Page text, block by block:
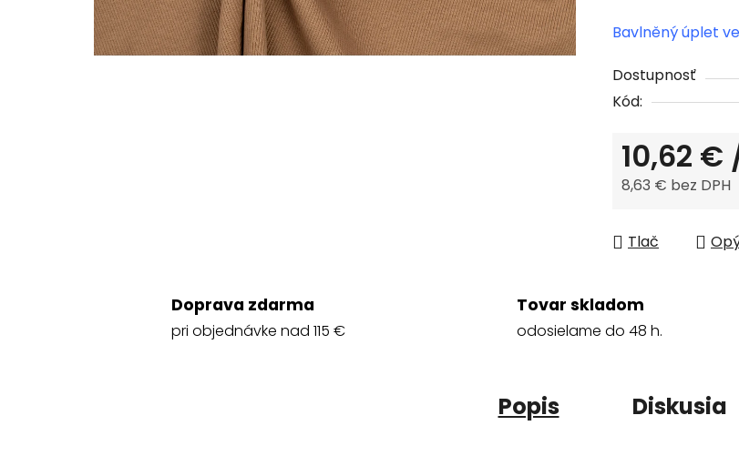
Bavlněný úplet
Dostupnosť
Kód:
10,62 €
8,63 € bez DPH
Tlač
Doprava zdarma
pri objednávke nad 115 €
Tovar skladom
odosielame do 48 h.
Popis Diskusia